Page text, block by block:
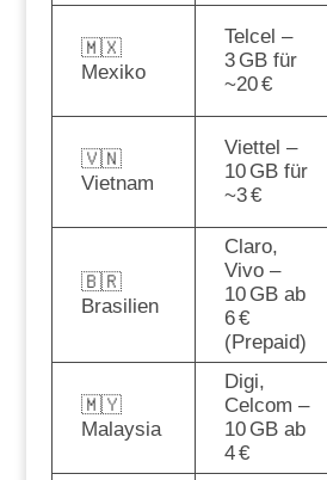
🇲🇽
Mexiko
Telcel –
3 GB für
~20 €
🇻🇳
Vietnam
Viettel –
10 GB für
~3 €
🇧🇷
Brasilien
Claro,
Vivo –
10 GB ab
6 €
(Prepaid)
🇲🇾
Malaysia
Digi,
Celcom –
10 GB ab
4 €